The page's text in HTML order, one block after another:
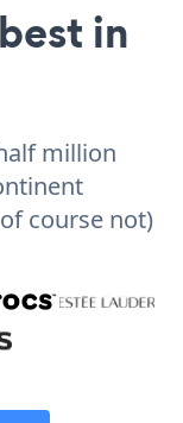
in
million
course not)